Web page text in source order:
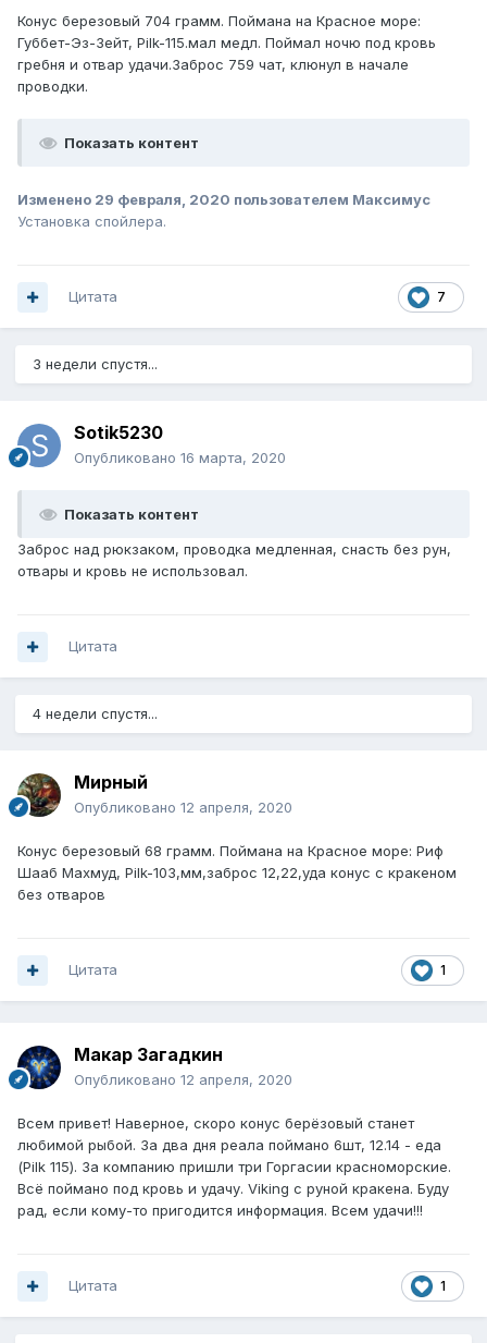
Конус березовый 704 грамм. Поймана на Красное море:
Губбет-Эз-Зейт, Pilk-115.мал медл. Поймал ночю под кровь
гребня и отвар удачи.Заброс 759 чат, клюнул в начале
проводки.
Показать контент
Изменено 29 февраля, 2020 пользователем Максимус
Установка спойлера.
7
Цитата
3 недели спустя...
Sotik5230
Опубликовано 16 марта, 2020
Показать контент
Заброс над рюкзаком, проводка медленная, снасть без рун,
отвары и кровь не использовал.
Цитата
4 недели спустя...
Мирный
Опубликовано 12 апреля, 2020
Конус березовый 68 грамм. Поймана на Красное море: Риф
Шааб Махмуд, Pilk-103,мм,заброс 12,22,уда конус с кракеном
без отваров
1
Цитата
Макар Загадкин
Опубликовано 12 апреля, 2020
Всем привет! Наверное, скоро конус берёзовый станет
любимой рыбой. За два дня реала поймано 6шт, 12.14 - еда
(Pilk 115). За компанию пришли три Горгасии красноморские.
Всё поймано под кровь и удачу. Viking с руной кракена. Буду
рад, если кому-то пригодится информация. Всем удачи!!!
1
Цитата